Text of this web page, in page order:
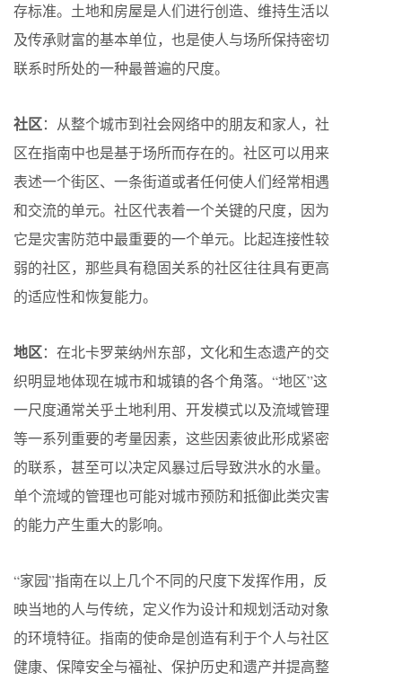
存标准。土地和房屋是人们进行创造、维持生活以
及传承财富的基本单位，也是使人与场所保持密切
联系时所处的一种最普遍的尺度。
社区：从整个城市到社会网络中的朋友和家人，社
区在指南中也是基于场所而存在的。社区可以用来
表述一个街区、一条街道或者任何使人们经常相遇
和交流的单元。社区代表着一个关键的尺度，因为
它是灾害防范中最重要的一个单元。比起连接性较
弱的社区，那些具有稳固关系的社区往往具有更高
的适应性和恢复能力。
地区：在北卡罗莱纳州东部，文化和生态遗产的交
织明显地体现在城市和城镇的各个角落。“地区”这
一尺度通常关乎土地利用、开发模式以及流域管理
等一系列重要的考量因素，这些因素彼此形成紧密
的联系，甚至可以决定风暴过后导致洪水的水量。
单个流域的管理也可能对城市预防和抵御此类灾害
的能力产生重大的影响。
“家园”指南在以上几个不同的尺度下发挥作用，反
映当地的人与传统，定义作为设计和规划活动对象
的环境特征。指南的使命是创造有利于个人与社区
健康、保障安全与福祉、保护历史和遗产并提高整